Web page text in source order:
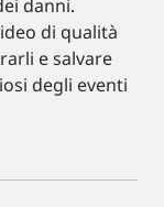
danni.
di qualità
e salvare
degli eventi